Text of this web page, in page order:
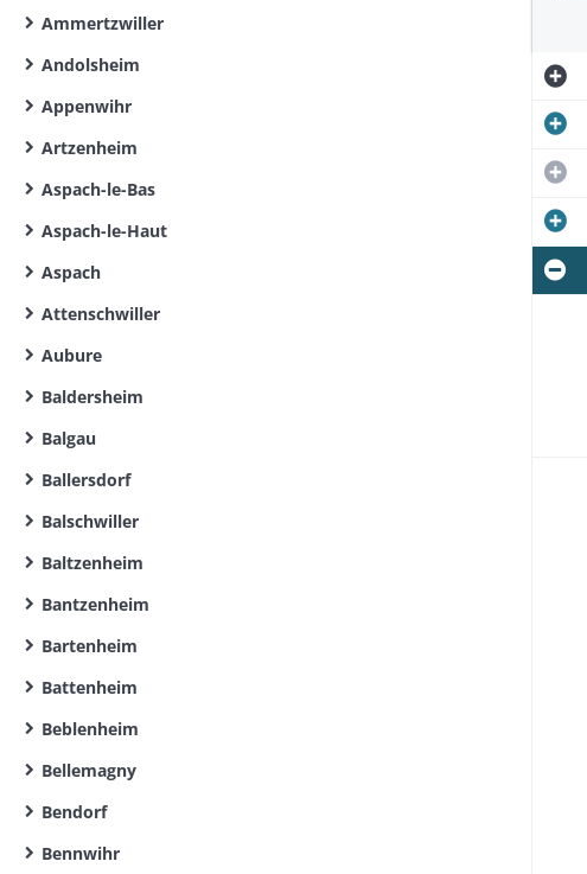
Ammertzwiller
Andolsheim
Appenwihr
Artzenheim
Aspach-le-Bas
Aspach-le-Haut
Aspach
Attenschwiller
Aubure
Baldersheim
Balgau
Ballersdorf
Balschwiller
Baltzenheim
Bantzenheim
Bartenheim
Battenheim
Beblenheim
Bellemagny
Bendorf
Bennwihr